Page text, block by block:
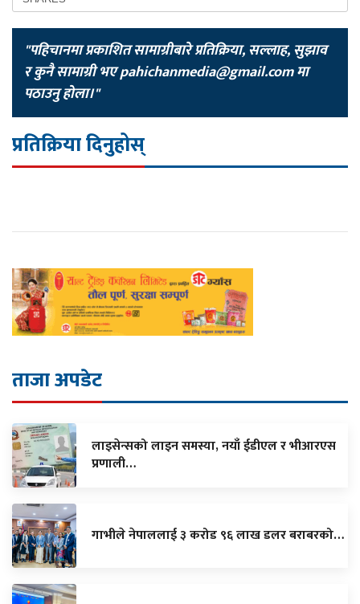
"पहिचानमा प्रकाशित सामाग्रीबारे प्रतिक्रिया, सल्लाह, सुझाव
र कुनै सामाग्री भएpahichanmedia@gmail.comमा
पठाउनु होला।"
प्रतिक्रिया दिनुहोस्
ताजा अपडेट
लाइसेन्सको लाइन समस्या, नयाँ ईडीएल र भीआरएस
प्रणाली…
गाभीले नेपाललाई ३ करोड ९६ लाख डलर बराबरको…